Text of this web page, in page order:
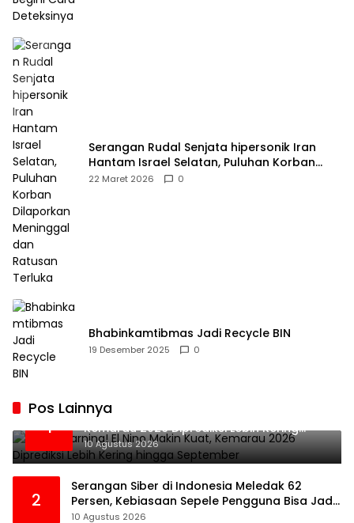
Serangan Rudal Senjata hipersonik Iran
Hantam Israel Selatan, Puluhan Korban
Dilaporkan Meninggal dan Ratusan Terluka
22 Maret 2026 0
Bhabinkamtibmas Jadi Recycle BIN
19 Desember 2025 0
Pos Lainnya
1
BMKG Warning! El Nino Makin Kuat,
Kemarau 2026 Diprediksi Lebih Kering
hingga September
10 Agustus 2026
2
Serangan Siber di Indonesia Meledak 62
Persen, Kebiasaan Sepele Pengguna Bisa Jadi
Pintu Masuk Hacker
10 Agustus 2026